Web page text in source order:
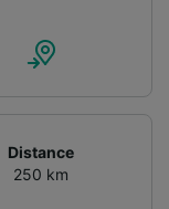
Distance
250 km